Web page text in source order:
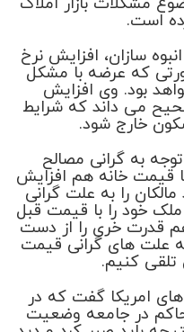
است.
سازان، افزایش نرخ
که عرضه با مشکل
بود. وی افزایش
می داند که شرایط
خارج شود.
به گرانی مصالح
قیمت خانه هم افزایش
را به علت گرانی
خود را با قیمت قبل
قدرت خری را از دست
علت های گرانی قیمت
کنیم.
امریکا گفت که در
در جامعه وضعیت